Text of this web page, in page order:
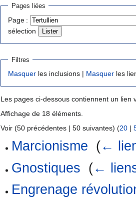
Aller
navigation
Aller
recherche
Pages liées
Page :
sélection
Filtres
Masquer les inclusions | Masquer les
Les pages ci-dessous contiennent un lien
Affichage de 18 éléments.
Voir (50 précédentes | 50 suivantes) (20 |
Marcionisme (←
Gnostiques (←
Engrenage